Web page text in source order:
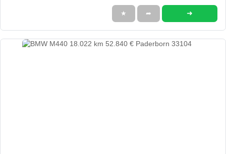
★ ➦ ➜